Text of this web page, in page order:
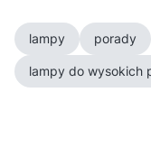
lampy porady
lampy do wysokich